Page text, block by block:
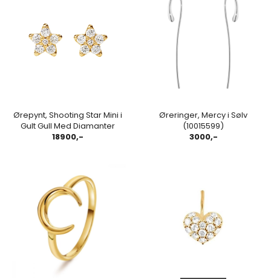
Ørepynt, Shooting Star Mini i
Gult Gull Med Diamanter
18900,-
Øreringer, Mercy i Sølv
(10015599)
3000,-